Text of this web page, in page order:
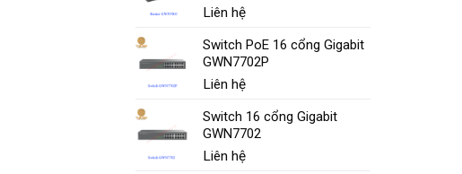
Liên hệ
Switch PoE 16 cổng Gigabit
GWN7702P
Liên hệ
Switch 16 cổng Gigabit
GWN7702
Liên hệ